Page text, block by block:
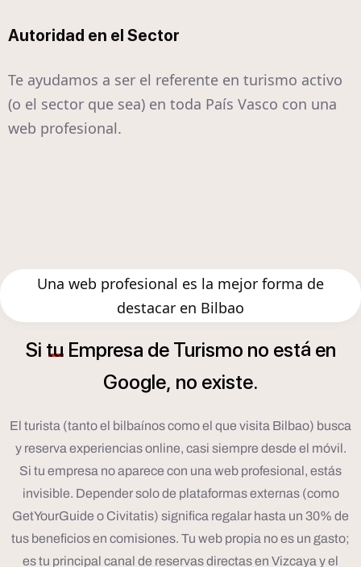
Autoridad en el Sector
Te ayudamos a ser el referente en turismo activo
(o el sector que sea) en toda País Vasco con una
web profesional.
Una web profesional es la mejor forma de
destacar en Bilbao
Si tu Empresa de Turismo no está en
Google, no existe.
El turista (tanto el bilbaínos como el que visita Bilbao) busca
y reserva experiencias online, casi siempre desde el móvil.
Si tu empresa no aparece con una web profesional, estás
invisible. Depender solo de plataformas externas (como
GetYourGuide o Civitatis) significa regalar hasta un 30% de
tus beneficios en comisiones. Tu web propia no es un gasto;
es tu principal canal de reservas directas en Vizcaya y el